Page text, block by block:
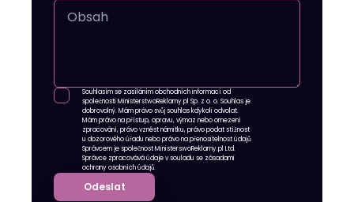
Souhlasím se zasíláním obchodních informací od
společnosti MinisterstwoReklamy.pl Sp. z o. o. Souhlas je
dobrovolný. Mám právo svůj souhlas kdykoli odvolat.
Mám právo na přístup, opravu, výmaz nebo omezení
zpracování, právo vznést námitku, právo podat stížnost
u dozorového úřadu nebo právo na přenositelnost údajů.
Správcem je společnost MinisterswoReklamy.pl Ltd.
Správce zpracovává údaje v souladu se zásadami
ochrany osobních údajů.
Odeslat